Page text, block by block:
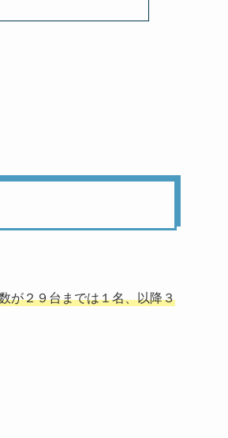
が２９台までは１名、以降３